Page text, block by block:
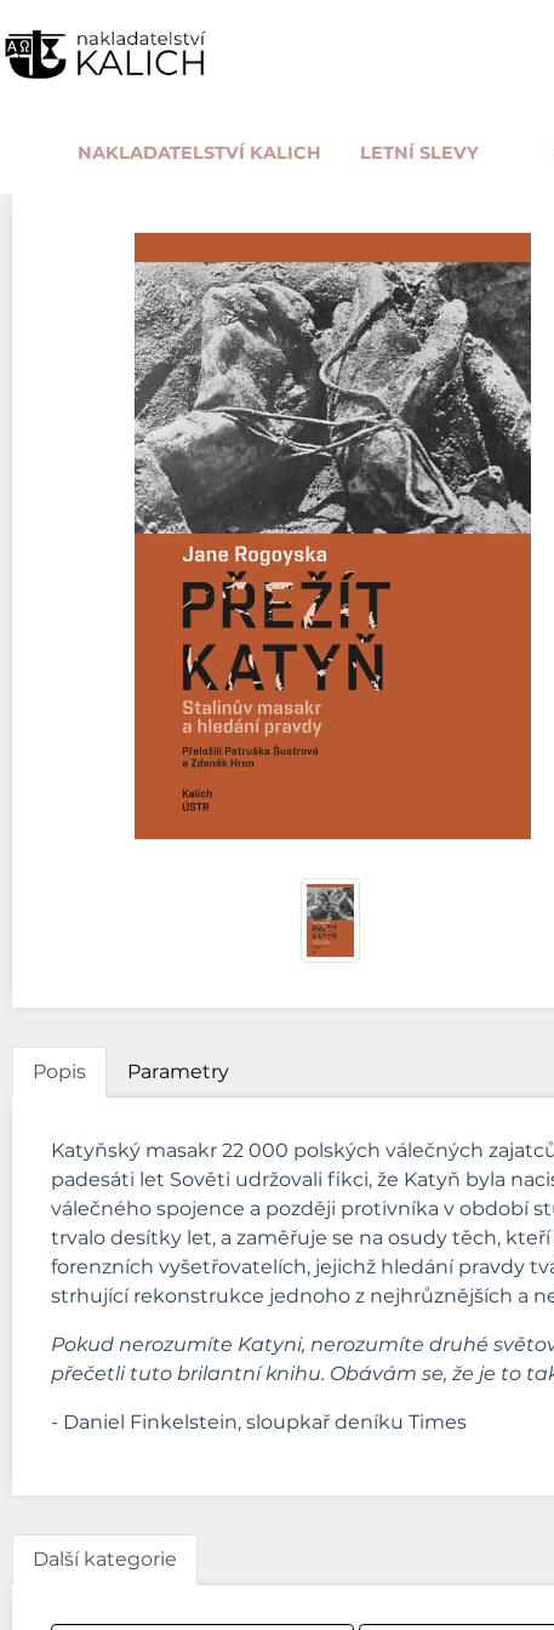
NAKLADATELSTVÍ KALICH LETNÍ SLEVY
Popis Parametry
Katyňský masakr 22 000 polských válečných
padesáti let Sověti udržovali fikci, že Katyň byla
válečného spojence a později protivníka v období
trvalo desítky let, a zaměřuje se na osudy těch,
forenzních vyšetřovatelích, jejichž hledání pravdy
strhující rekonstrukce jednoho z nejhrůznějších a
Pokud nerozumíte Katyni, nerozumíte druhé
přečetli tuto brilantní knihu. Obávám se, že je to
- Daniel Finkelstein, sloupkař deníku Times
Další kategorie